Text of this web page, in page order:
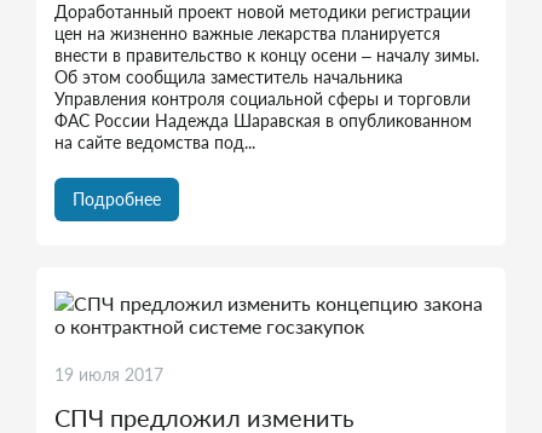
Доработанный проект новой методики регистрации
цен на жизненно важные лекарства планируется
внести в правительство к концу осени – началу зимы.
Об этом сообщила заместитель начальника
Управления контроля социальной сферы и торговли
ФАС России Надежда Шаравская в опубликованном
на сайте ведомства под...
Подробнее
19 июля 2017
СПЧ предложил изменить